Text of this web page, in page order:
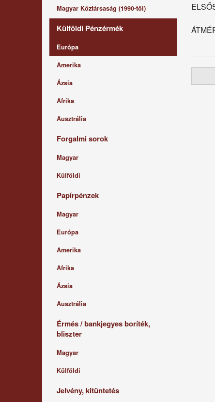
Magyar Köztársaság (1990-től)
Külföldi Pénzérmék
Európa
Amerika
Ázsia
Afrika
Ausztrália
Forgalmi sorok
Magyar
Külföldi
Papírpénzek
Magyar
Európa
Amerika
Afrika
Ázsia
Ausztrália
Érmés / bankjegyes boríték,
bliszter
Magyar
Külföldi
Jelvény, kitüntetés